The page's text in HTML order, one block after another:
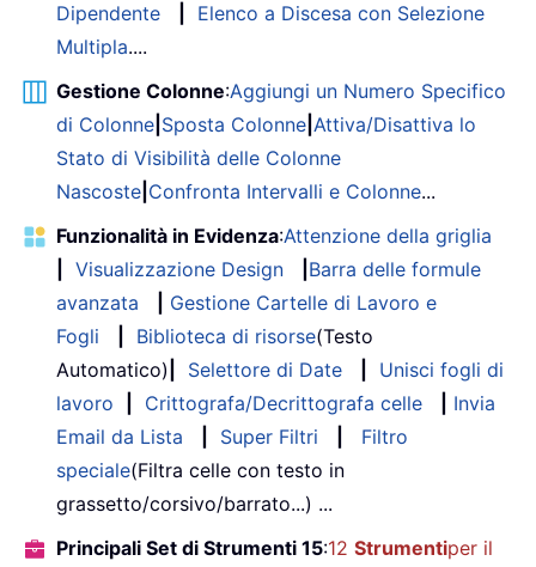
Dipendente
Elenco a Discesa con Selezione
Multipla....
Gestione Colonne:Aggiungi un Numero Specifico
di Colonne Sposta Colonne Attiva/Disattiva lo
Stato di Visibilità delle Colonne
Nascoste Confronta Intervalli e Colonne...
Funzionalità in Evidenza:Attenzione della griglia
Visualizzazione Design
Barra delle formule
avanzata
Gestione Cartelle di Lavoro e
Fogli
Biblioteca di risorse(Testo
Automatico)
Selettore di Date
Unisci fogli di
lavoro
Crittografa/Decrittografa celle
Invia
Email da Lista
Super Filtri
Filtro
speciale(Filtra celle con testo in
grassetto/corsivo/barrato...) ...
Principali Set di Strumenti 15:12 Strumentiper il